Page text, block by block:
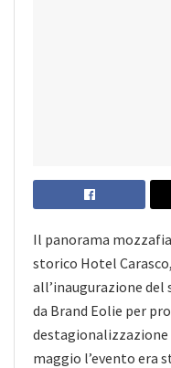
Il panorama
storico Hotel
all’inaugurazione
da Brand Eolie per
destagionalizzazione
maggio l’evento era